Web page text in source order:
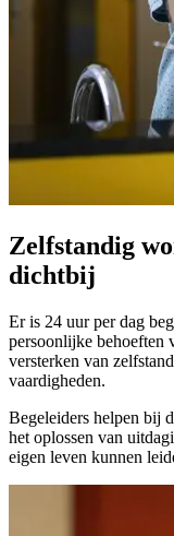
Zelfstandig
dichtbij
Er is 24 uur per dag
persoonlijke behoeften
versterken van
vaardigheden.
Begeleiders helpen bij
het oplossen van
eigen leven kunnen